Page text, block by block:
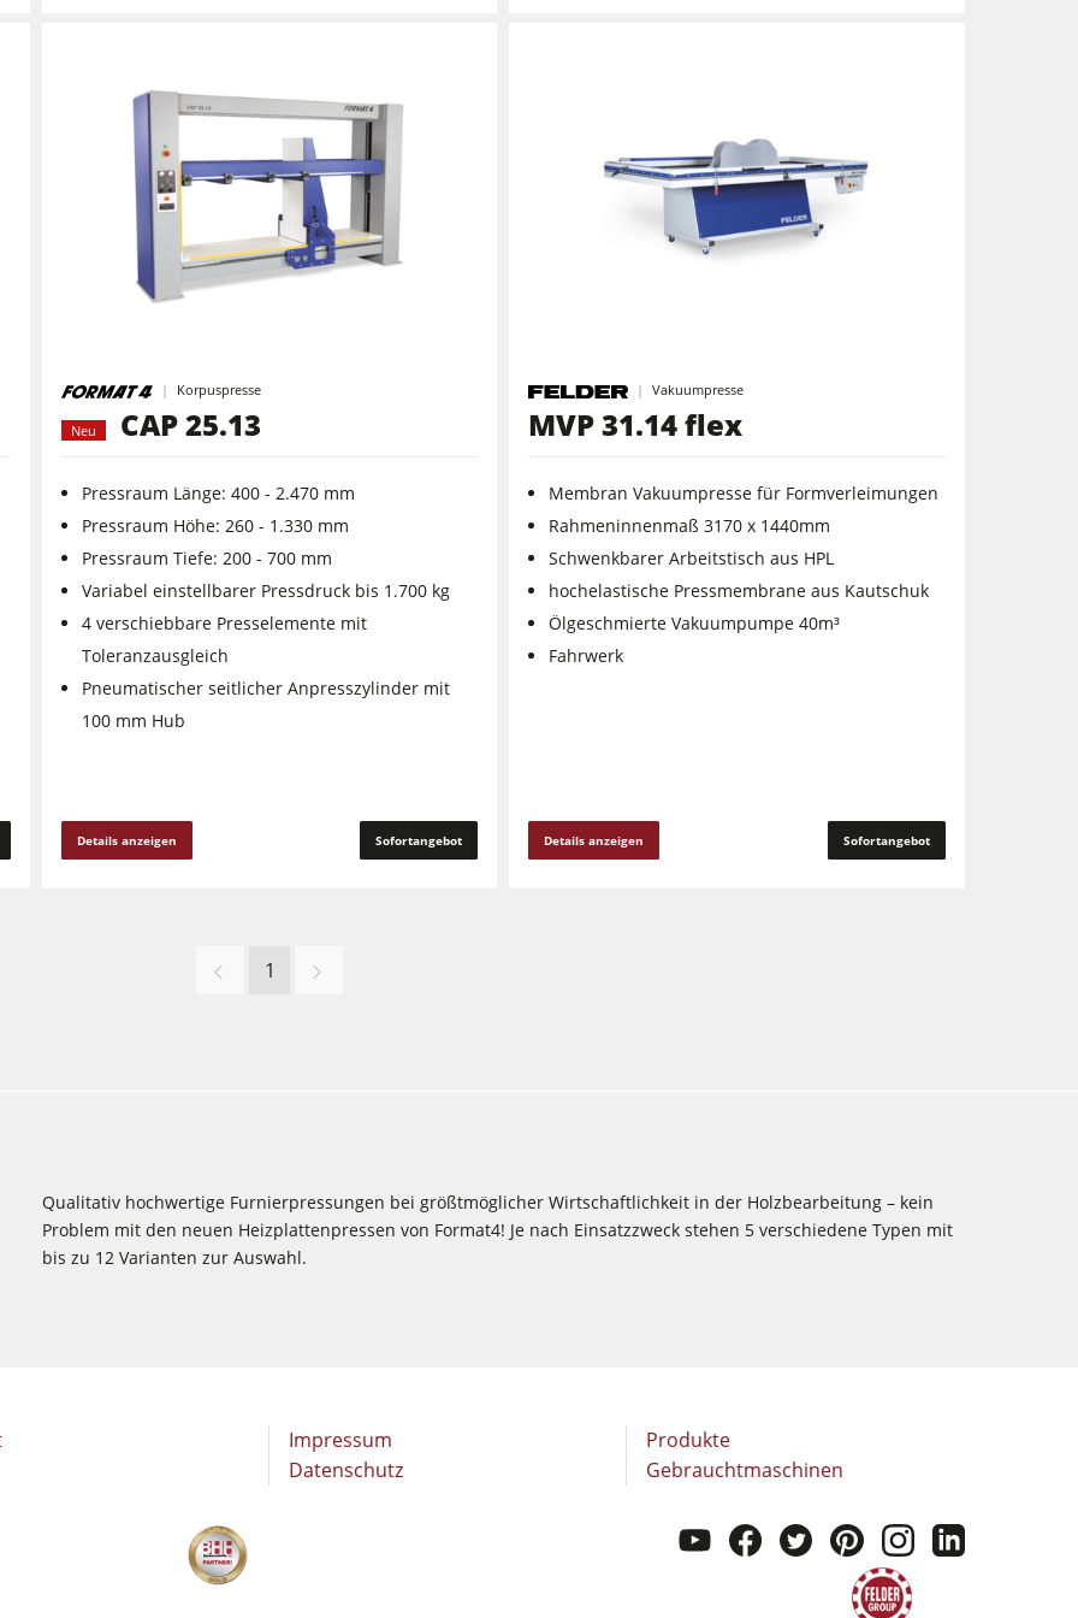
Korpuspresse
Neu CAP 25.13
Pressraum Länge: 400 - 2.470 mm
Pressraum Höhe: 260 - 1.330 mm
Pressraum Tiefe: 200 - 700 mm
Variabel einstellbarer Pressdruck bis 1.700 kg
4 verschiebbare Presselemente mit
Toleranzausgleich
Pneumatischer seitlicher Anpresszylinder mit
100 mm Hub
Details anzeigen Sofortangebot
Vakuumpresse
MVP 31.14 flex
Membran Vakuumpresse für Formverleimungen
Rahmeninnenmaß 3170 x 1440mm
Schwenkbarer Arbeitstisch aus HPL
hochelastische Pressmembrane aus Kautschuk
Ölgeschmierte Vakuumpumpe 40m³
Fahrwerk
Details anzeigen Sofortangebot
1
Qualitativ hochwertige Furnierpressungen bei größtmöglicher Wirtschaftlichkeit in der Holzbearbeitung – kein
Problem mit den neuen Heizplattenpressen von Format4! Je nach Einsatzzweck stehen 5 verschiedene Typen mit
bis zu 12 Varianten zur Auswahl.
Impressum
Datenschutz
Produkte
Gebrauchtmaschinen
youtubefacebook
twitter
pinterest
instagram